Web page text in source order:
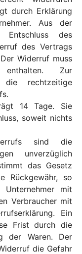
durch Erklärung
Aus der
des
des Vertrags
Widerruf muss
enthalten. Zur
die rechtzeitige
14 Tage. Sie
soweit nichts
sind die
unverzüglich
das Gesetz
Rückgewähr, so
mit
Verbraucher mit
Ein
Frist durch die
der Waren. Der
die Gefahr